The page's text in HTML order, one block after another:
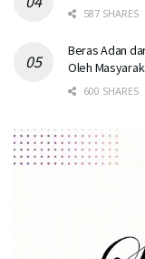
587 SHARES
Beras Adan
Oleh
600 SHARES